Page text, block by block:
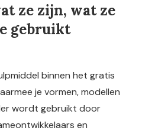
ze zijn, wat ze
gebruikt
binnen het gratis
je vormen, modellen
wordt gebruikt door
en